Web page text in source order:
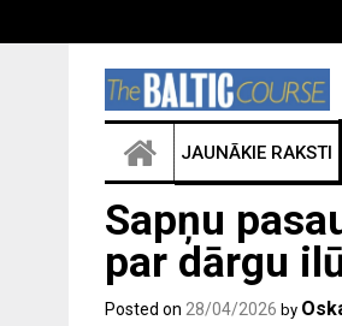
JAUNĀKIE RAKSTI
Sapņu
par dārgu
Posted on 28/04/2026 by